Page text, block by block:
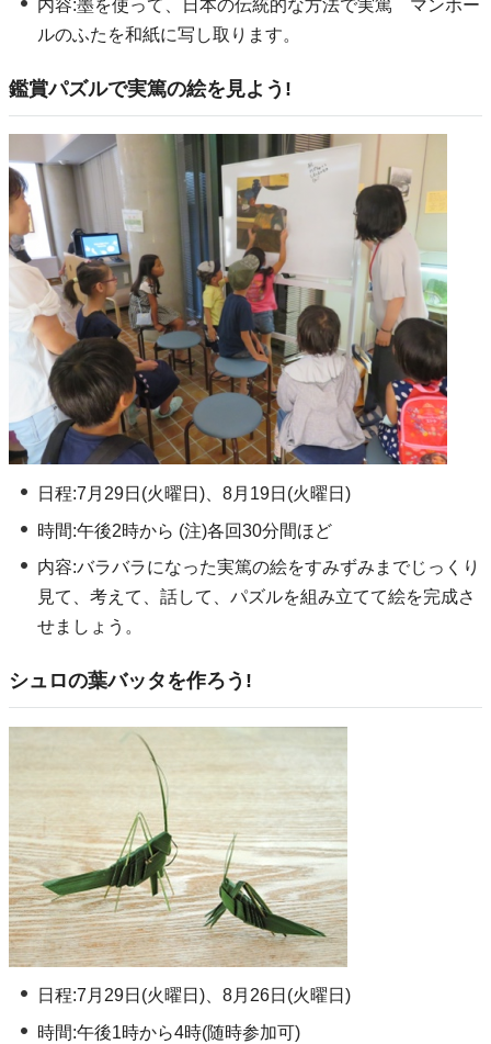
内容:墨を使って、日本の伝統的な方法で実篤 マンホー
ルのふたを和紙に写し取ります。
鑑賞パズルで実篤の絵を見よう!
日程:7月29日(火曜日)、8月19日(火曜日)
時間:午後2時から (注)各回30分間ほど
内容:バラバラになった実篤の絵をすみずみまでじっくり
見て、考えて、話して、パズルを組み立てて絵を完成さ
せましょう。
シュロの葉バッタを作ろう!
日程:7月29日(火曜日)、8月26日(火曜日)
時間:午後1時から4時(随時参加可)